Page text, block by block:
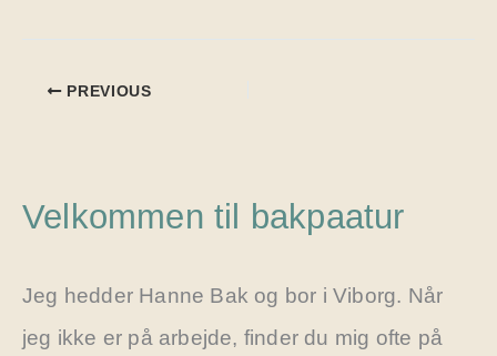
PREVIOUS
Velkommen til bakpaatur
Jeg hedder Hanne Bak og bor i Viborg. Når
jeg ikke er på arbejde, finder du mig ofte på